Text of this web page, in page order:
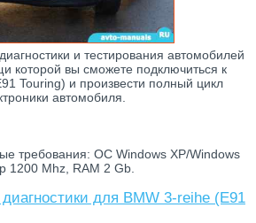
и тестирования автомобилей
которой вы сможете подключиться к
Touring) и произвести полный цикл
автомобиля.
требования: ОС Windows XP/Windows
1200 Mhz, RAM 2 Gb.
для BMW 3-reihe (E91